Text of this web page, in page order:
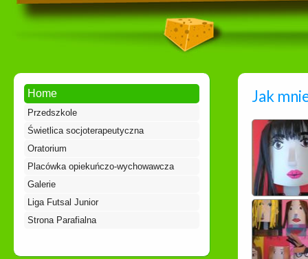
Home
Przedszkole
Świetlica socjoterapeutyczna
Oratorium
Placówka opiekuńczo-wychowawcza
Galerie
Liga Futsal Junior
Strona Parafialna
Jak